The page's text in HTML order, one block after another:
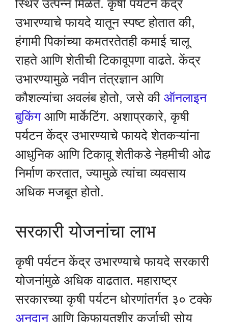
स्थिर उत्पन्न मिळते. कृषी पर्यटन केंद्र
उभारण्याचे फायदे यातून स्पष्ट होतात की,
हंगामी पिकांच्या कमतरतेतही कमाई चालू
राहते आणि शेतीची टिकावूपणा वाढते. केंद्र
उभारण्यामुळे नवीन तंत्रज्ञान आणि
कौशल्यांचा अवलंब होतो, जसे की ऑनलाइन
बुकिंगआणि मार्केटिंग. अशाप्रकारे, कृषी
पर्यटन केंद्र उभारण्याचे फायदे शेतकऱ्यांना
आधुनिक आणि टिकावू शेतीकडे नेहमीची ओढ
निर्माण करतात, ज्यामुळे त्यांचा व्यवसाय
अधिक मजबूत होतो.
सरकारी योजनांचा लाभ
कृषी पर्यटन केंद्र उभारण्याचे फायदे सरकारी
योजनांमुळे अधिक वाढतात. महाराष्ट्र
सरकारच्या कृषी पर्यटन धोरणांतर्गत ३० टक्के
अनुदानआणि किफायतशीर कर्जाची सोय